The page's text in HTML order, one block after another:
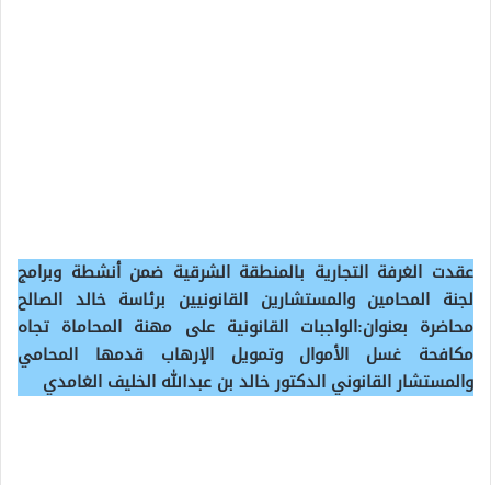
عقدت الغرفة التجارية بالمنطقة الشرقية ضمن أنشطة وبرامج
لجنة المحامين والمستشارين القانونيين برئاسة خالد الصالح
محاضرة بعنوان:الواجبات القانونية على مهنة المحاماة تجاه
مكافحة غسل الأموال وتمويل الإرهاب قدمها المحامي
والمستشار القانوني الدكتور خالد بن عبدالله الخليف الغامدي